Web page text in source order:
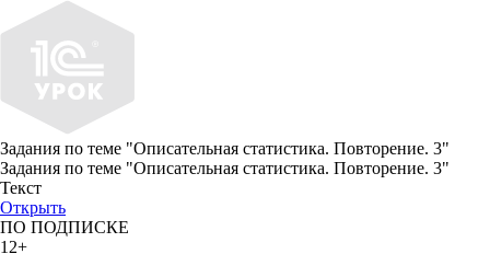
Задания по теме "Описательная статистика. Повторение. 3"
Задания по теме "Описательная статистика. Повторение. 3"
Текст
Открыть
ПО ПОДПИСКЕ
12+